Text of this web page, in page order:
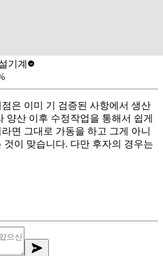
기계
은 이미 기 검증된 사항에서 생산
양산 이후 수정작업을 통해서 쉽게
면 그대로 가동을 하고 그게 아니
것이 맞습니다. 다만 후자의 경우는